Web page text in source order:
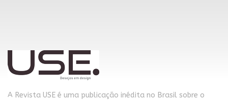
A Revista USE é uma publicação inédita no Brasil sobre o